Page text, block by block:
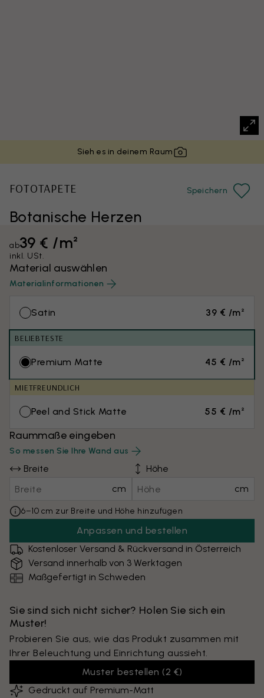
Sieh es in deinem Raum
Botanische Herzen
FOTOTAPETE Speichern
ab39 € /m²
inkl. USt.
Material auswählen
Materialinformationen
Satin 39 € /m²
BELIEBTESTE
Premium Matte 45 € /m²
MIETFREUNDLICH
Peel and Stick Matte 55 € /m²
Raummaße eingeben
So messen Sie Ihre Wand aus
Breite
cm
Höhe
cm
6–10 cm zur Breite und Höhe hinzufügen
Anpassen und bestellen
Kostenloser Versand & Rückversand in Österreich
Versand innerhalb von 3 Werktagen
Maßgefertigt in Schweden
Sie sind sich nicht sicher? Holen Sie sich ein
Muster!
Probieren Sie aus, wie das Produkt zusammen mit
Ihrer Beleuchtung und Einrichtung aussieht.
Muster bestellen (2 €)
Gedruckt auf Premium-Matt